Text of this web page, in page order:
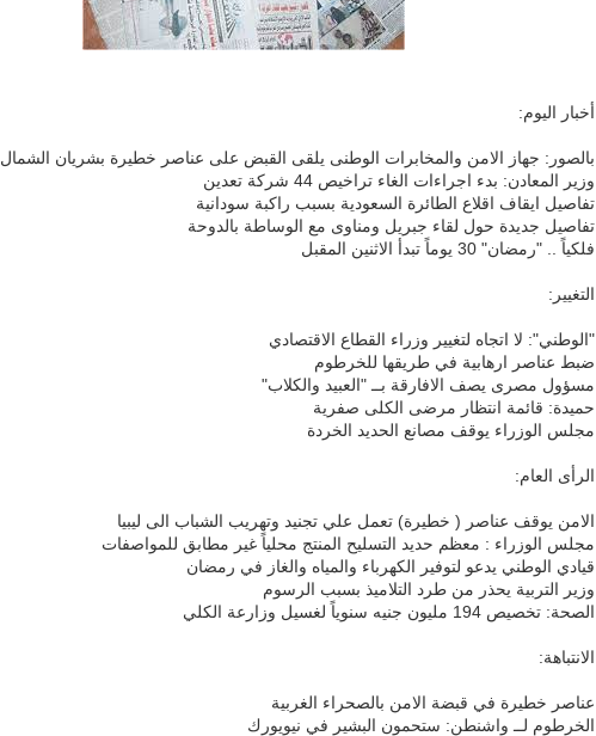
أخبار اليوم:
بالصور: جهاز الامن والمخابرات الوطنى يلقى القبض على عناصر خطيرة بشريان الشمال
وزير المعادن: بدء اجراءات الغاء تراخيص 44 شركة تعدين
تفاصيل ايقاف اقلاع الطائرة السعودية بسبب راكبة سودانية
تفاصيل جديدة حول لقاء جبريل ومناوى مع الوساطة بالدوحة
فلكياً .. "رمضان" 30 يوماً تبدأ الاثنين المقبل
التغيير:
"الوطني": لا اتجاه لتغيير وزراء القطاع الاقتصادي
ضبط عناصر ارهابية في طريقها للخرطوم
مسؤول مصرى يصف الافارقة بــ "العبيد والكلاب"
حميدة: قائمة انتظار مرضى الكلى صفرية
مجلس الوزراء يوقف مصانع الحديد الخردة
الرأى العام:
الامن يوقف عناصر ( خطيرة) تعمل علي تجنيد وتهريب الشباب الى ليبيا
مجلس الوزراء : معظم حديد التسليح المنتج محلياً غير مطابق للمواصفات
قيادي الوطني يدعو لتوفير الكهرباء والمياه والغاز في رمضان
وزير التربية يحذر من طرد التلاميذ بسبب الرسوم
الصحة: تخصيص 194 مليون جنيه سنوياً لغسيل وزارعة الكلي
الانتباهة:
عناصر خطيرة في قبضة الامن بالصحراء الغربية
الخرطوم لــ واشنطن: ستحمون البشير في نيويورك